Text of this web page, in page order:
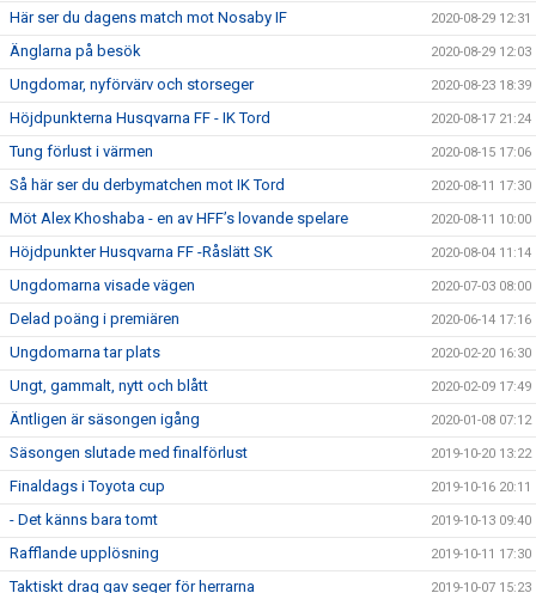
Här ser du dagens match mot Nosaby IF 2020-08-29 12:31
Änglarna på besök 2020-08-29 12:03
Ungdomar, nyförvärv och storseger 2020-08-23 18:39
Höjdpunkterna Husqvarna FF - IK Tord 2020-08-17 21:24
Tung förlust i värmen 2020-08-15 17:06
Så här ser du derbymatchen mot IK Tord 2020-08-11 17:30
Möt Alex Khoshaba - en av HFF’s lovande spelare 2020-08-11 10:00
Höjdpunkter Husqvarna FF -Råslätt SK 2020-08-04 11:14
Ungdomarna visade vägen 2020-07-03 08:00
Delad poäng i premiären 2020-06-14 17:16
Ungdomarna tar plats 2020-02-20 16:30
Ungt, gammalt, nytt och blått 2020-02-09 17:49
Äntligen är säsongen igång 2020-01-08 07:12
Säsongen slutade med finalförlust 2019-10-20 13:22
Finaldags i Toyota cup 2019-10-16 20:11
- Det känns bara tomt 2019-10-13 09:40
Rafflande upplösning 2019-10-11 17:30
Taktiskt drag gav seger för herrarna 2019-10-07 15:23